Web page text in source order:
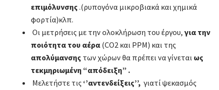
επιμόλυνσης .(ρυπογόνα μικροβιακά και χημικά
φορτία)κλπ.
Οι μετρήσεις με την ολοκλήρωση του έργου, για την
ποιότητα του αέρα (CO2 και PPM) και της
απολύμανσης των χώρων θα πρέπει να γίνεται ως
τεκμηριωμένη “απόδειξη” .
Μελετήστε τις‘’αντενδείξεις’’, γιατί ψεκασμός